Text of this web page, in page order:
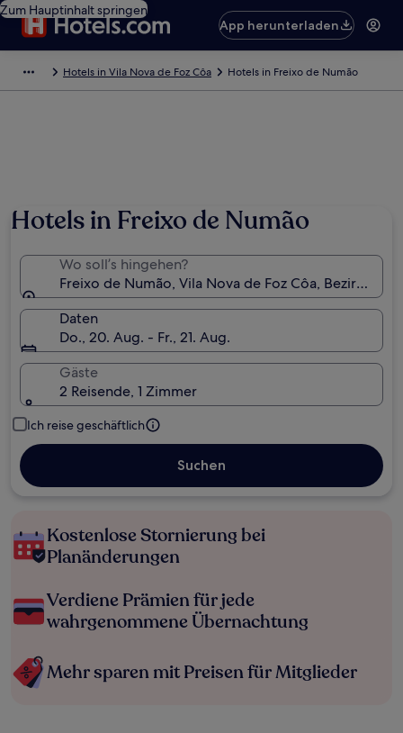
Zum Hauptinhalt springen
App herunterladen
Hotels in Vila Nova de Foz Côa Hotels in Freixo de Numão
Hotels in Freixo de Numão
Wo soll’s hingehen?
Freixo de Numão, Vila Nova de Foz Côa, Bezirk
Daten
Do., 20. Aug. - Fr., 21. Aug.
Gäste
2 Reisende, 1 Zimmer
Ich reise geschäftlich
Suchen
Kostenlose Stornierung bei
Planänderungen
Verdiene Prämien für jede
wahrgenommene Übernachtung
Mehr sparen mit Preisen für Mitglieder